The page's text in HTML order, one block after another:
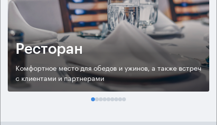
Ресторан
Комфортное место для обедов и ужинов, а также встреч
с клиентами и партнерами